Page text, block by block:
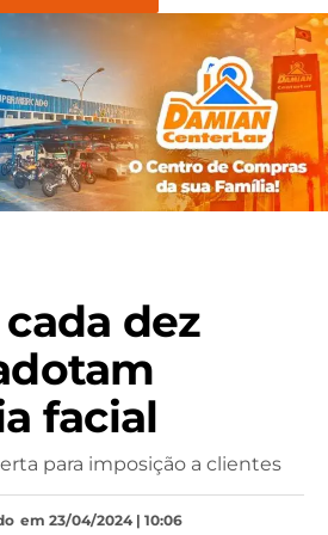
dez
facial
para imposição a clientes
em 23/04/2024 | 10:06